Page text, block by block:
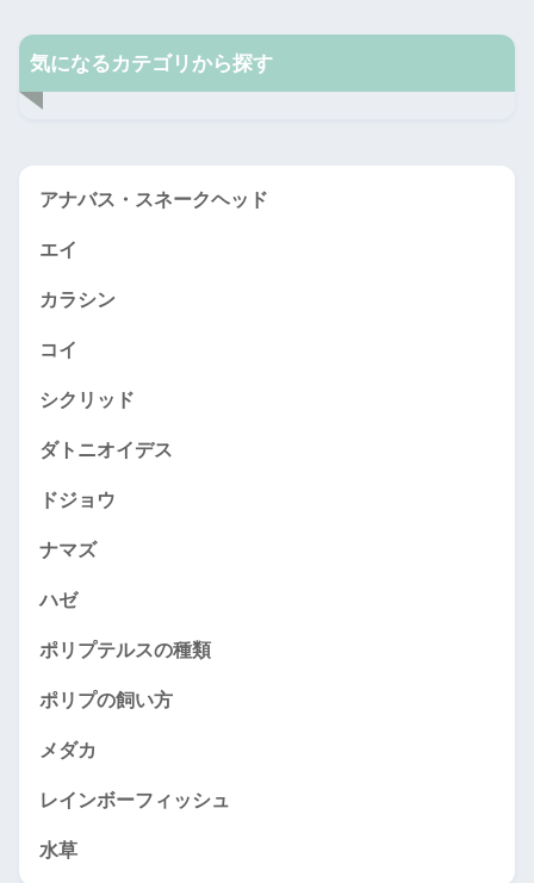
気になるカテゴリから探す
アナバス・スネークヘッド
エイ
カラシン
コイ
シクリッド
ダトニオイデス
ドジョウ
ナマズ
ハゼ
ポリプテルスの種類
ポリプの飼い方
メダカ
レインボーフィッシュ
水草